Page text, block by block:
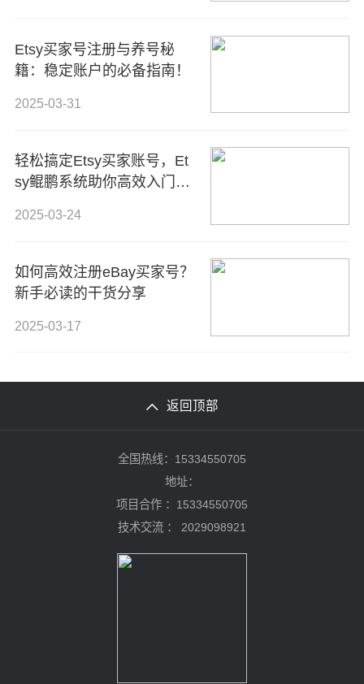
Etsy买家号注册与养号秘
籍：稳定账户的必备指南！
2025-03-31
轻松搞定Etsy买家账号，Et
sy鲲鹏系统助你高效入门全
2025-03-24
如何高效注册eBay买家号？
新手必读的干货分享
2025-03-17
返回顶部
全国热线：15334550705
地址：
项目合作 ：15334550705
技术交流 ： 2029098921